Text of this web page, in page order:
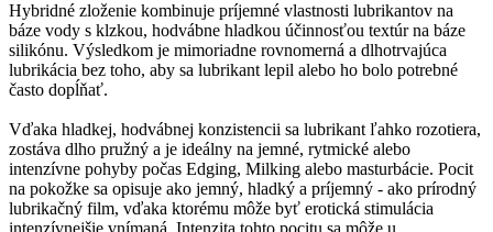
Hybridné zloženie kombinuje príjemné vlastnosti lubrikantov na
báze vody s klzkou, hodvábne hladkou účinnosťou textúr na báze
silikónu. Výsledkom je mimoriadne rovnomerná a dlhotrvajúca
lubrikácia bez toho, aby sa lubrikant lepil alebo ho bolo potrebné
často dopĺňať.
Vďaka hladkej, hodvábnej konzistencii sa lubrikant ľahko rozotiera,
zostáva dlho pružný a je ideálny na jemné, rytmické alebo
intenzívne pohyby počas Edging, Milking alebo masturbácie. Pocit
na pokožke sa opisuje ako jemný, hladký a príjemný - ako prírodný
lubrikačný film, vďaka ktorému môže byť erotická stimulácia